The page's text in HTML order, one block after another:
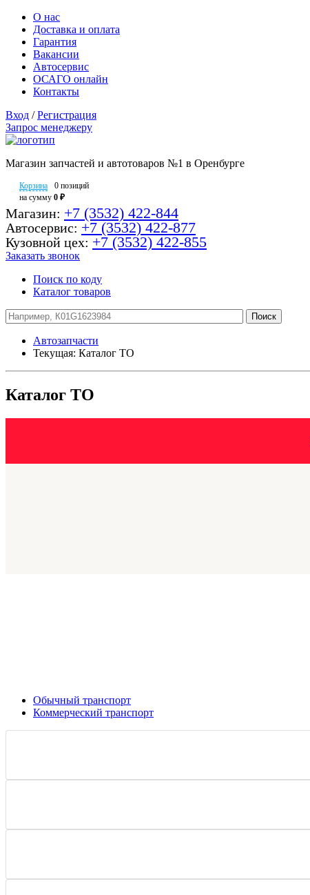
О нас
Доставка и оплата
Гарантия
Вакансии
Автосервис
ОСАГО онлайн
Контакты
Вход / Регистрация
Запрос менеджеру
Магазин запчастей и автотоваров №1 в Оренбурге
Корзина
0 позиций
на сумму 0 ₽
Магазин: +7 (3532) 422-844
Автосервис: +7 (3532) 422-877
Кузовной цех: +7 (3532) 422-855
Заказать звонок
Поиск по коду
Каталог товаров
Автозапчасти
Текущая: Каталог ТО
Каталог ТО
Обычный транспорт
Коммерческий транспорт